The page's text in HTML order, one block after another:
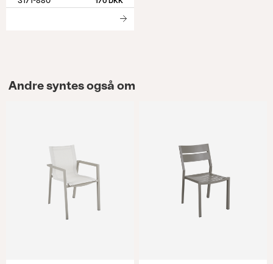
Andre syntes også om